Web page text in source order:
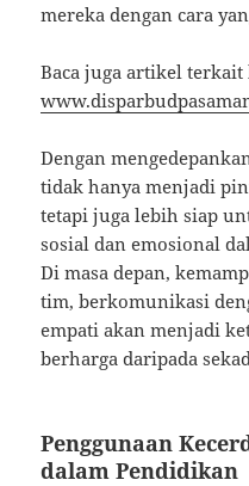
mereka dengan cara
Baca juga artikel terkait
Dengan
tidak hanya menjadi
tetapi juga lebih siap
sosial dan emosional
Di masa depan,
tim, berkomunikasi
empati akan menjadi
berharga daripada
Penggunaan
dalam Pendidikan